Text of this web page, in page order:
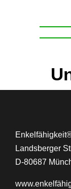
Landsberger
D-80687
www.